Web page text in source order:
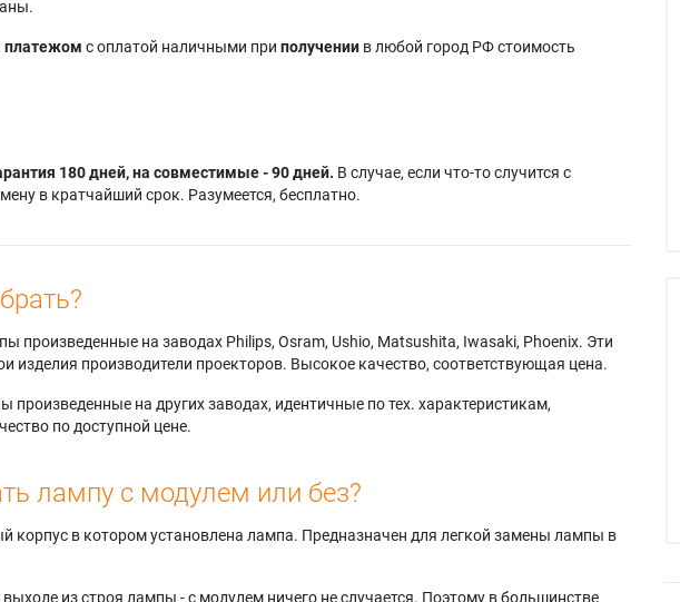
с оплатой наличными при получении в любой город РФ стоимость
180 дней, на совместимые - 90 дней. В случае, если что-то случится с
в кратчайший срок. Разумеется, бесплатно.
произведенные на заводах Philips, Osram, Ushio, Matsushita, Iwasaki, Phoenix. Эти
изделия производители проекторов. Высокое качество, соответствующая цена.
на других заводах, идентичные по тех. характеристикам,
по доступной цене.
лампу с модулем или без?
корпус в котором установлена лампа. Предназначен для легкой замены лампы в
из строя лампы - с модулем ничего не случается. Поэтому в большинстве